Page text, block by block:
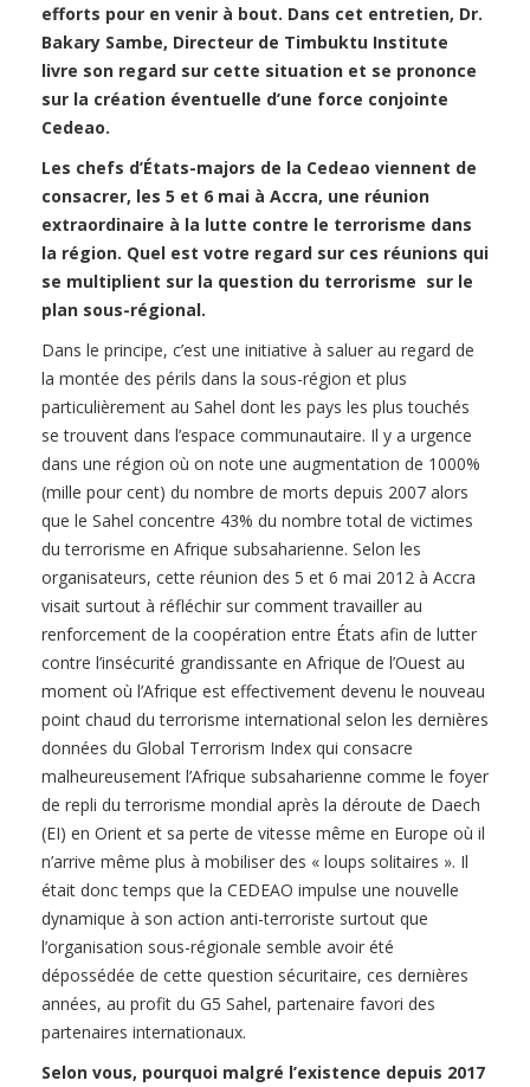
efforts pour en venir à bout. Dans cet entretien, Dr.
Bakary Sambe, Directeur de Timbuktu Institute
livre son regard sur cette situation et se prononce
sur la création éventuelle d’une force conjointe
Cedeao.
Les chefs d’États-majors de la Cedeao viennent de
consacrer, les 5 et 6 mai à Accra, une réunion
extraordinaire à la lutte contre le terrorisme dans
la région. Quel est votre regard sur ces réunions qui
se multiplient sur la question du terrorisme sur le
plan sous-régional.
Dans le principe, c’est une initiative à saluer au regard de
la montée des périls dans la sous-région et plus
particulièrement au Sahel dont les pays les plus touchés
se trouvent dans l’espace communautaire. Il y a urgence
dans une région où on note une augmentation de 1000%
(mille pour cent) du nombre de morts depuis 2007 alors
que le Sahel concentre 43% du nombre total de victimes
du terrorisme en Afrique subsaharienne. Selon les
organisateurs, cette réunion des 5 et 6 mai 2012 à Accra
visait surtout à réfléchir sur comment travailler au
renforcement de la coopération entre États afin de lutter
contre l’insécurité grandissante en Afrique de l’Ouest au
moment où l’Afrique est effectivement devenu le nouveau
point chaud du terrorisme international selon les dernières
données du Global Terrorism Index qui consacre
malheureusement l’Afrique subsaharienne comme le foyer
de repli du terrorisme mondial après la déroute de Daech
(EI) en Orient et sa perte de vitesse même en Europe où il
n’arrive même plus à mobiliser des « loups solitaires ». Il
était donc temps que la CEDEAO impulse une nouvelle
dynamique à son action anti-terroriste surtout que
l’organisation sous-régionale semble avoir été
dépossédée de cette question sécuritaire, ces dernières
années, au profit du G5 Sahel, partenaire favori des
partenaires internationaux.
Selon vous, pourquoi malgré l’existence depuis 2017